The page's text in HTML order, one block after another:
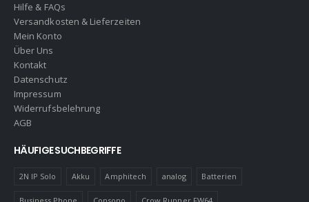
Hilfe & FAQs
Versandkosten & Lieferzeiten
Mein Konto
Über Uns
Kontakt
Datenschutz
Impressum
Widerrufsbelehrung
AGB
HÄUFIGE SUCHBEGRIFFE
2N IP Solo Akku Amphitech analog Batterien